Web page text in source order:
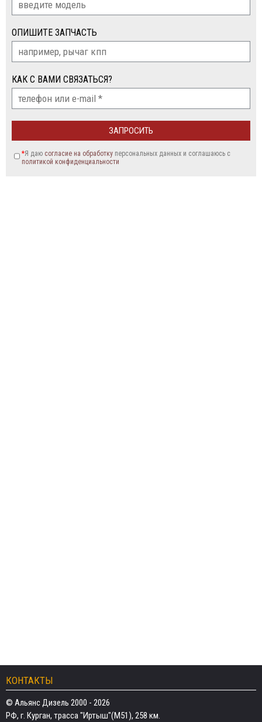
ОПИШИТЕ ЗАПЧАСТЬ
КАК С ВАМИ СВЯЗАТЬСЯ?
*Я даю согласие на обработкуперсональных данных и соглашаюсь c
политикой конфиденциальности
КОНТАКТЫ
© Альянс Дизель 2000 - 2026
РФ, г. Курган, трасса "Иртыш"(М51), 258 км.